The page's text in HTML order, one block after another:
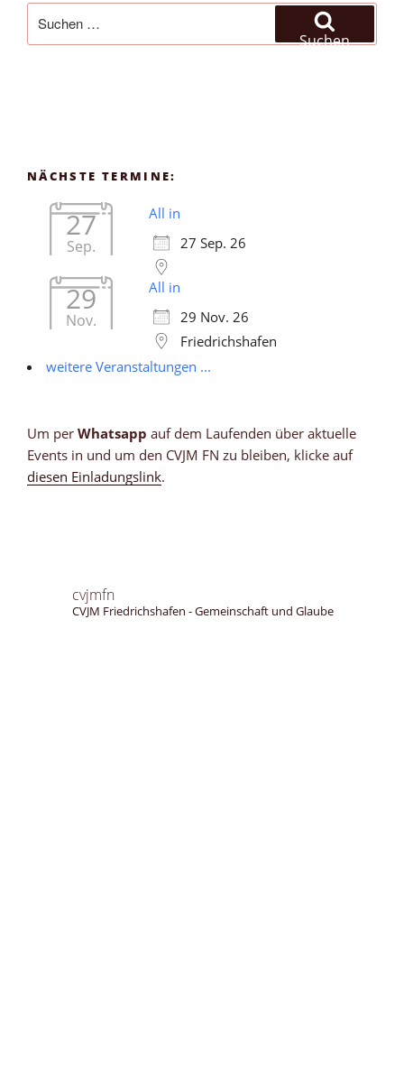
nach:
Suchen
NÄCHSTE TERMINE:
27
Sep.
All in
27 Sep. 26
29
Nov.
All in
29 Nov. 26
Friedrichshafen
weitere Veranstaltungen ...
Um per Whatsapp auf dem Laufenden über aktuelle
Events in und um den CVJM FN zu bleiben, klicke auf
diesen Einladungslink.
cvjmfn
CVJM Friedrichshafen - Gemeinschaft und Glaube